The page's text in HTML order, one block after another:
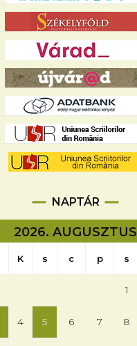
NAPTÁR
2026. AUGUSZTUS
K s c p s
1
4 5 6 7 8